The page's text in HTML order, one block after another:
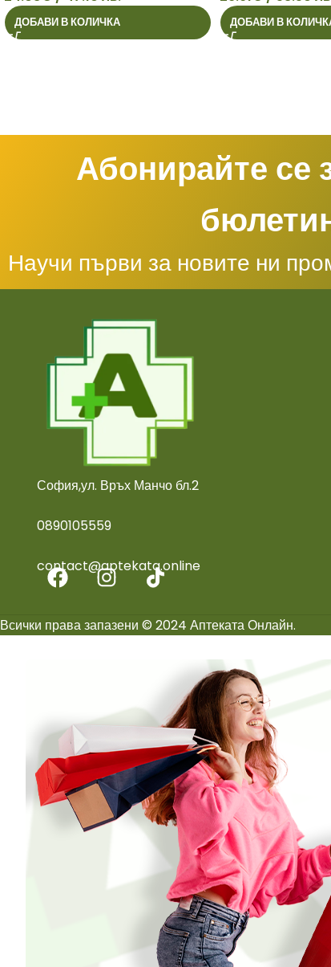
24
ДОБАВИ В КОЛИЧКА
29
ДОБАВИ В
Абонирайте се
Научи първи за новите ни
София,ул. Връх Манчо бл.2
0890105559
contact@aptekata.online
Всички права запазени © 2024 Аптеката Онлайн.